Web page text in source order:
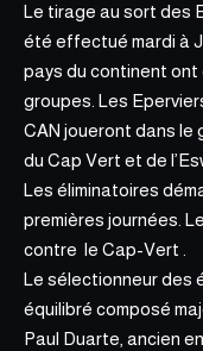
Le tirage au sort des
été effectué mardi à
pays du continent
groupes. Les
CAN joueront dans le
du Cap Vert et de
Les éliminatoires
premières journées.
contre le Cap-Vert .
Le sélectionneur des
équilibré composé
Paul Duarte, ancien